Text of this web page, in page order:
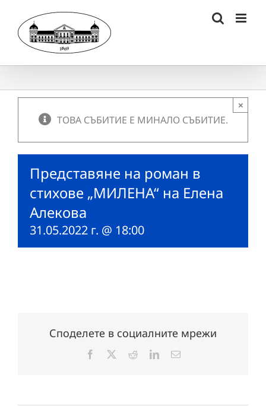
content
ТОВА СЪБИТИЕ Е МИНАЛО СЪБИТИЕ.
×
Представяне на роман в
стихове „МИЛЕНА“ на Елена
Алекова
31.05.2022 г. @ 18:00
Споделете в социалните мрежи
Facebook RedditLinkedInЕлектронна